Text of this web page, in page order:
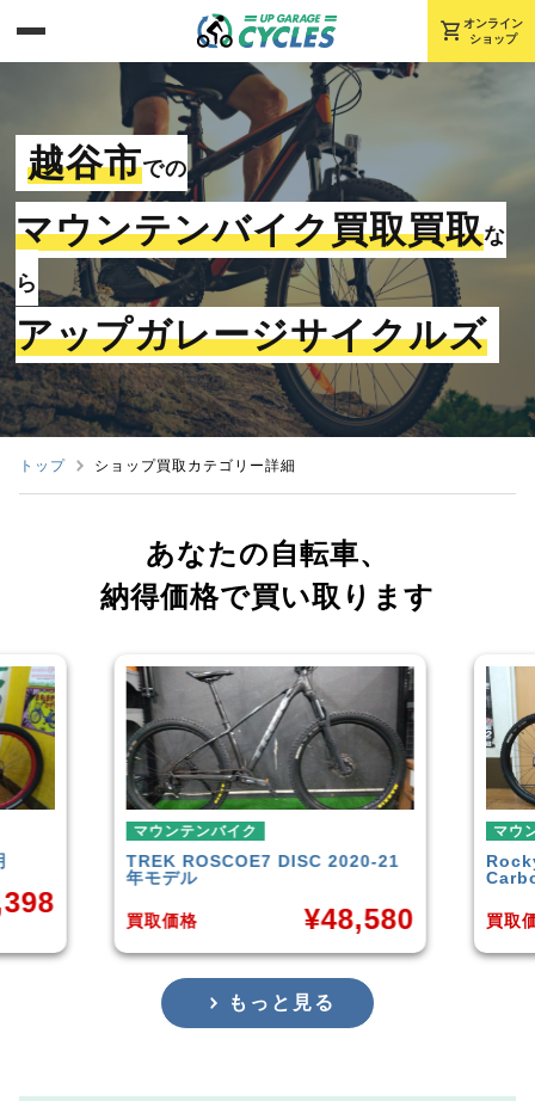
shopping_cart オンライン
ショップ
越谷市での
マウンテンバイク買取買取な
ら
アップガレージサイクルズ
トップ ショップ買取カテゴリー詳細
あなたの自転車、
納得価格で買い取ります
DISC 2020-21
48,580
Rocky Mountain
Element
買取価格
もっと見る